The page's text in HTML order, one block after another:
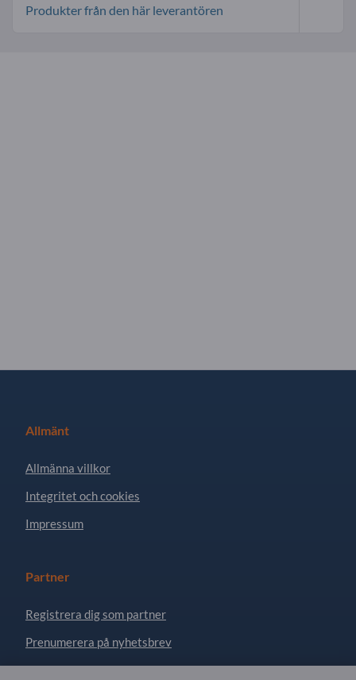
Produkter från den här leverantören
Allmänt
Allmänna villkor
Integritet och cookies
Impressum
Partner
Registrera dig som partner
Prenumerera på nyhetsbrev